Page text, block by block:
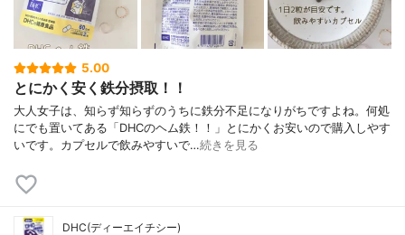
5.00
とにかく安く鉄分摂取！！
大人女子は、知らず知らずのうちに鉄分不足になりがちですよね。何処
にでも置いてある「DHCのヘム鉄！！」とにかくお安いので購入しやす
いです。カプセルで飲みやすいで…続きを見る
DHC(ディーエイチシー)